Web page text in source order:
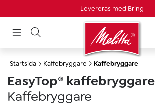
Levereras med Bring
Startsida Kaffebryggare Kaffebryggare
EasyTop® kaffebryggare
Kaffebryggare